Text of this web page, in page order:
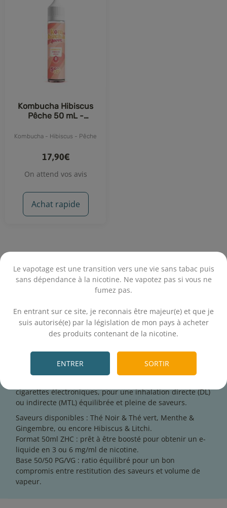
Le vapotage est une transition vers une vie sans tabac puis
sans dépendance à la nicotine. Ne vapotez pas si vous ne
fumez pas.
En entrant sur ce site, je reconnais être majeur(e) et que je
suis autorisé(e) par la législation de mon pays à acheter
des produits contenant de la nicotine.
ENTRER SORTIR
Kombucha Hibiscus
Pêche 50 mL -
Kombucha - Hibiscus - Pêche
17,90€
On attend vos avis
Achat rapide
collection d'e-liquides inspirée par la célèbre boisson
fermentée. Ces créations articulent des notes de thé
pétillant avec des saveurs fruitées pour un rendu
Sur E-fumeur.fr, retrouvez ces
e-liquides grand format
cigarettes électroniques, pour une inhalation directe (DL)
ou indirecte (MTL) équilibrée et pleine de saveurs.
Saveurs disponibles : Thé Noir & Thé vert, Menthe &
Gingembre, ou encore Hibiscus & Litchi.
Format 50ml ZHC : prêt à être boosté pour obtenir un e-
liquide en 3 ou 6 mg/ml de nicotine.
Base 50/50 PG/VG : ratio équilibré pour un bon
compromis entre restitution des saveurs et volume de
vapeur.